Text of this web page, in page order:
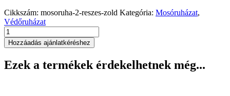
Cikkszám: mosoruha-2-reszes-zold Kategória: Mosóruházat,
Védőruházat
Mosóruha
2
részes,
mennyiség
Hozzáadás ajánlatkéréshez
Ezek a termékek érdekelhetnek még...